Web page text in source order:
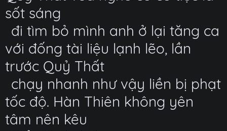
sốt sáng
đi tìm bỏ mình anh ở lại tăng ca
với đống tài liệu lạnh lẽo, lần
trước Quỷ Thất
chạy nhanh như vậy liền bị phạt
tốc độ. Hàn Thiên không yên
tâm nên kêu